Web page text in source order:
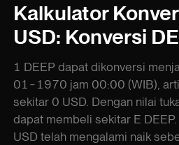
Kalkulator
USD: Konversi
1 DEEP dapat dikonversi
01-1970 jam 00:00 (WIB),
sekitar 0 USD. Dengan nilai
dapat membeli sekitar E
USD telah mengalami naik